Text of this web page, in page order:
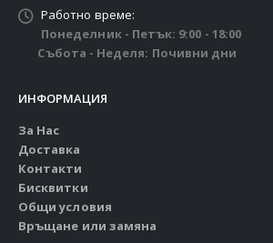
Работно време:
Понеделник - Петък: 9:00 - 18:00
Събота - Неделя: Почивни дни
ИНФОРМАЦИЯ
За Нас
Доставка
Контакти
Бисквитки
Общи условия
Връщане или замяна